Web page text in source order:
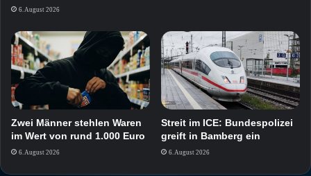
6. August 2026
Zwei Männer stehlen Waren
im Wert von rund 1.000 Euro
6. August 2026
Streit im ICE: Bundespolizei
greift in Bamberg ein
6. August 2026